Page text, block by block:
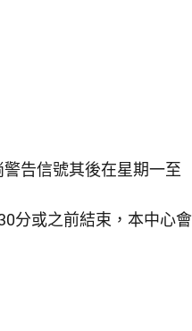
告信號其後在星期一至
分或之前結束，本中心會